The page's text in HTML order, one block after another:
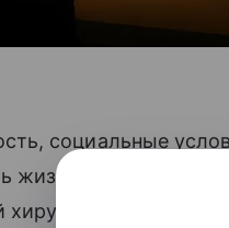
социальные
жизни. Об этом в
Минздрава,